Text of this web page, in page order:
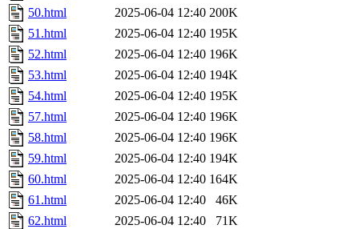
50.html
2025-06-04 12:40 200K
51.html
2025-06-04 12:40 195K
52.html
2025-06-04 12:40 196K
53.html
2025-06-04 12:40 194K
54.html
2025-06-04 12:40 195K
57.html
2025-06-04 12:40 196K
58.html
2025-06-04 12:40 196K
59.html
2025-06-04 12:40 194K
60.html
2025-06-04 12:40 164K
61.html
2025-06-04 12:40
46K
62.html
2025-06-04 12:40
71K